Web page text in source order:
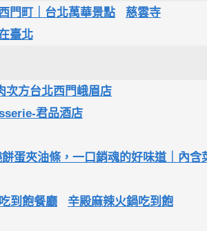
門町｜台北萬華景點
慈雲寺
臺北
次方台北西門峨眉店
君品酒店
蛋夾油條，一口銷魂的好味道｜內含
到飽餐廳
辛殿麻辣火鍋吃到飽